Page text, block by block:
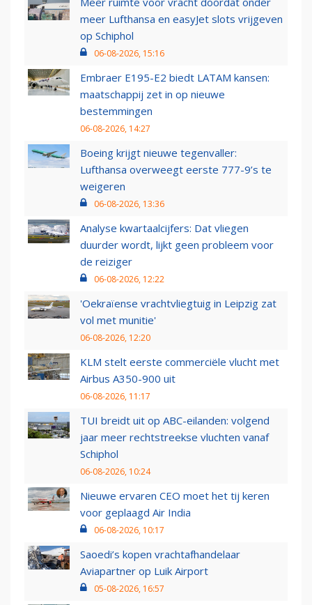
meer Lufthansa en easyJet slots vrijgeven
op Schiphol
06-08-2026, 15:16
Embraer E195-E2 biedt LATAM kansen:
maatschappij zet in op nieuwe
bestemmingen
06-08-2026, 14:27
Boeing krijgt nieuwe tegenvaller:
Lufthansa overweegt eerste 777-9’s te
weigeren
06-08-2026, 13:36
Analyse kwartaalcijfers: Dat vliegen
duurder wordt, lijkt geen probleem voor
de reiziger
06-08-2026, 12:22
'Oekraïense vrachtvliegtuig in Leipzig zat
vol met munitie'
06-08-2026, 12:20
KLM stelt eerste commerciële vlucht met
Airbus A350-900 uit
06-08-2026, 11:17
TUI breidt uit op ABC-eilanden: volgend
jaar meer rechtstreekse vluchten vanaf
Schiphol
06-08-2026, 10:24
Nieuwe ervaren CEO moet het tij keren
voor geplaagd Air India
06-08-2026, 10:17
Saoedi’s kopen vrachtafhandelaar
Aviapartner op Luik Airport
05-08-2026, 16:57